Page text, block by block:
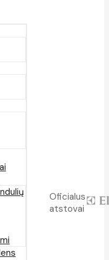
Oficialus
atstovai